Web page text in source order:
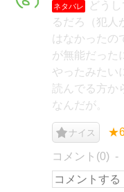
ネタバレ
どう
るだろ（犯人
はなかったの
が無能だった
やったみたい
読んでる方か
なんだが。
ナイス
コメント(0)